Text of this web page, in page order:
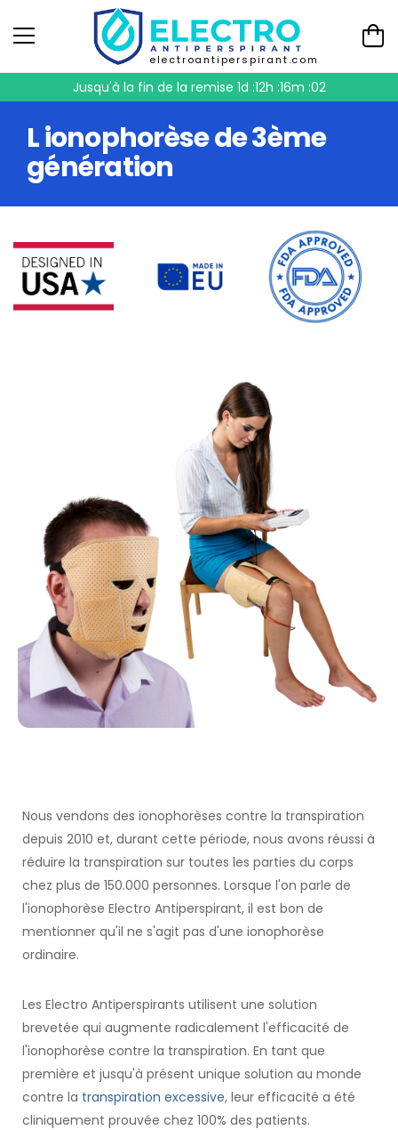
electroantiperspirant.com
Jusqu'à la fin de la remise1d :12h :16m :01
L ionophorèse de 3ème
génération
Nous vendons des ionophorèses contre la transpiration
depuis 2010 et, durant cette période, nous avons réussi à
réduire la transpiration sur toutes les parties du corps
chez plus de 150.000 personnes. Lorsque l'on parle de
l'ionophorèse Electro Antiperspirant, il est bon de
mentionner qu'il ne s'agit pas d'une ionophorèse
ordinaire.
Les Electro Antiperspirants utilisent une solution
brevetée qui augmente radicalement l'efficacité de
l'ionophorèse contre la transpiration. En tant que
première et jusqu'à présent unique solution au monde
contre la transpiration excessive, leur efficacité a été
cliniquement prouvée chez 100% des patients.